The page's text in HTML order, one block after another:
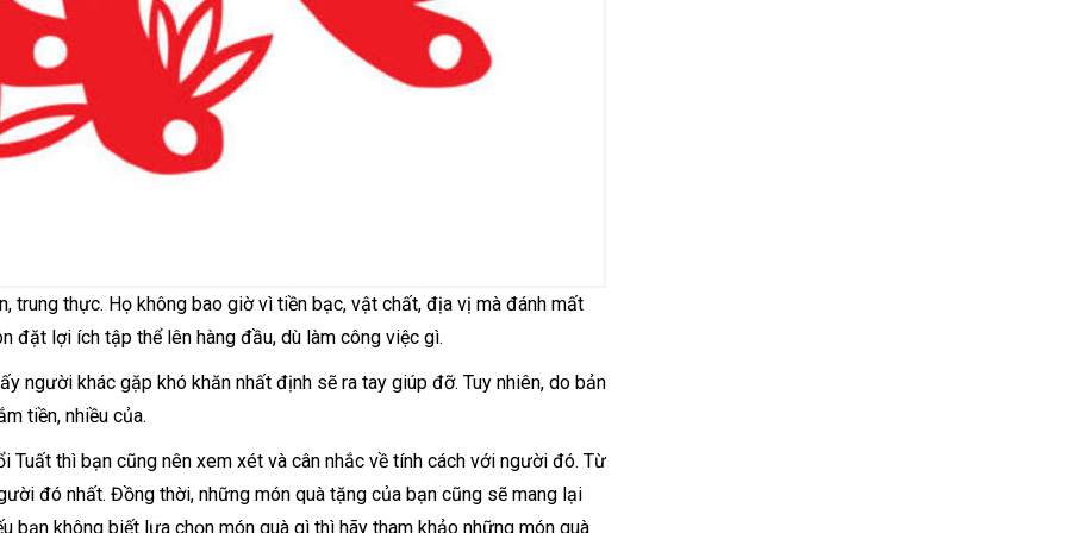
trung thực. Họ không bao giờ vì tiền bạc, vật chất, địa vị mà đánh mất
đặt lợi ích tập thể lên hàng đầu, dù làm công việc gì.
người khác gặp khó khăn nhất định sẽ ra tay giúp đỡ. Tuy nhiên, do bản
tiền, nhiều của.
Tuất thì bạn cũng nên xem xét và cân nhắc về tính cách với người đó. Từ
đó nhất. Đồng thời, những món quà tặng của bạn cũng sẽ mang lại
bạn không biết lựa chọn món quà gì thì hãy tham khảo những món quà